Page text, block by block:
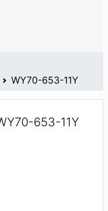
WY70-653-11Y
653-11Y